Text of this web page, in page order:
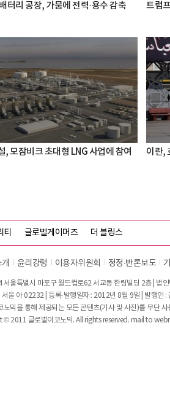
터리 공장, 가뭄에 전력·용수 감축 트럼
, 모잠비크 초대형 LNG 사업에 참여 이란,
티 글로벌게이머즈 더 블링스
윤리강령 이용자위원회 정정∙반론보도
서울특별시 마포구 월드컵로62 서교동 한림빌딩 2층 | 법
서울 아 02232 | 등록·발행일자 : 2012년 8월 9일 | 발행인
노믹을 통해 제공되는 모든 콘텐츠(기사 및 사진)를 무단
© 2011 글로벌이코노믹. All rights reserved. mail to